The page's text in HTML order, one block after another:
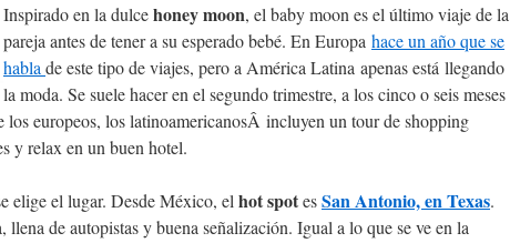
Inspirado en la dulcehoney moon, el baby moon es el último viaje de la
pareja antes de tener a su esperado bebé. En Europa hace un año que se
habla de este tipo de viajes, pero a América Latina apenas está llegando
la moda. Se suele hacer en el segundo trimestre, a los cinco o seis meses
los europeos, los latinoamericanosÂ incluyen un tour de shopping
y relax en un buen hotel.
elige el lugar. Desde México, el hot spotesSan Antonio, en Texas.
de autopistas y buena señalización. Igual a lo que se ve en la